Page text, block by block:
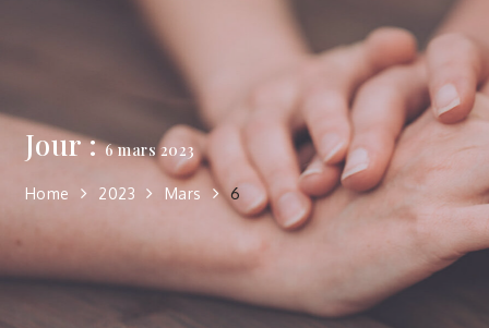
Jour :6 mars 2023
Home 2023 Mars 6